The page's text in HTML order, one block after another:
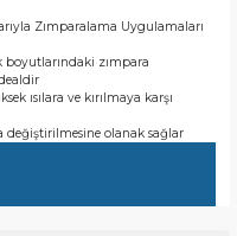
Zımparalama Uygulamaları
boyutlarındaki zımpara
ısılara ve kırılmaya karşı
değiştirilmesine olanak sağlar